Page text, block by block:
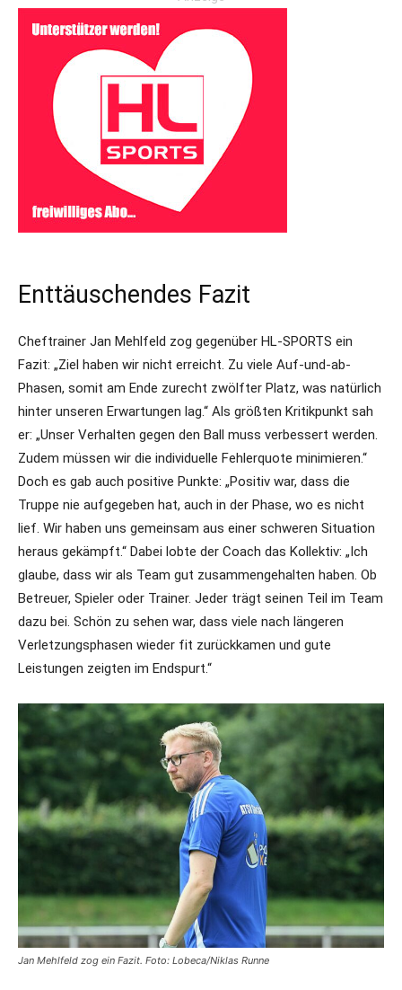
Enttäuschendes Fazit
Cheftrainer Jan Mehlfeld zog gegenüber HL-SPORTS ein
Fazit: „Ziel haben wir nicht erreicht. Zu viele Auf-und-ab-
Phasen, somit am Ende zurecht zwölfter Platz, was natürlich
hinter unseren Erwartungen lag.“ Als größten Kritikpunkt sah
er: „Unser Verhalten gegen den Ball muss verbessert werden.
Zudem müssen wir die individuelle Fehlerquote minimieren.“
Doch es gab auch positive Punkte: „Positiv war, dass die
Truppe nie aufgegeben hat, auch in der Phase, wo es nicht
lief. Wir haben uns gemeinsam aus einer schweren Situation
heraus gekämpft.“ Dabei lobte der Coach das Kollektiv: „Ich
glaube, dass wir als Team gut zusammengehalten haben. Ob
Betreuer, Spieler oder Trainer. Jeder trägt seinen Teil im Team
dazu bei. Schön zu sehen war, dass viele nach längeren
Verletzungsphasen wieder fit zurückkamen und gute
Leistungen zeigten im Endspurt.“
Jan Mehlfeld zog ein Fazit. Foto: Lobeca/Niklas Runne